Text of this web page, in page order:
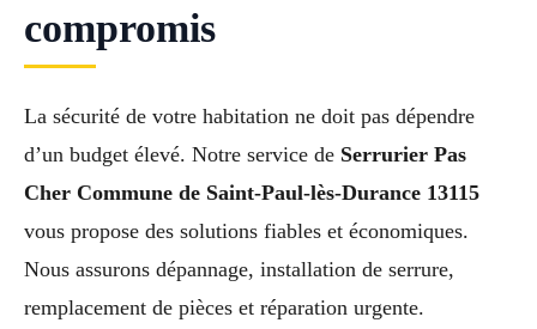
compromis
La sécurité de votre habitation ne doit pas dépendre
d’un budget élevé. Notre service de Serrurier Pas
Cher Commune de Saint-Paul-lès-Durance 13115
vous propose des solutions fiables et économiques.
Nous assurons dépannage, installation de serrure,
remplacement de pièces et réparation urgente.